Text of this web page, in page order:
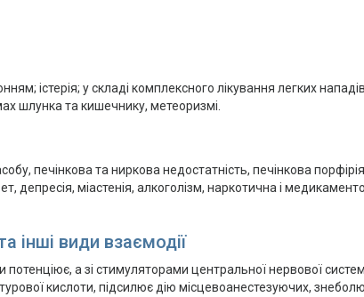
у складі комплексного лікування легких нападів
шлунка та кишечнику, метеоризмі.
печінкова та ниркова недостатність, печінкова
депресія, міастенія, алкоголізм, наркотична і
інші види взаємодії
а зі стимуляторами центральної нервової
кислоти, підсилює дію місцевоанестезуючих,